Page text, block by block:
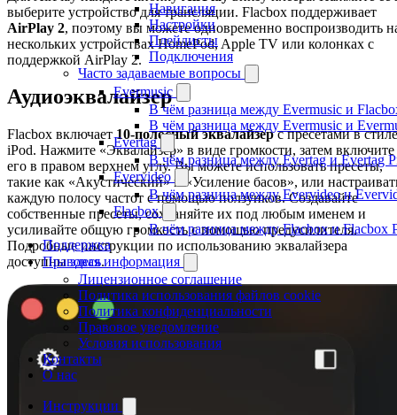
Навигация
Настройки
Плейлисты
Подключения
Часто задаваемые вопросы
Evermusic
В чём разница между Evermusic и
В чём разница между Evermusic и
Evertag
В чём разница между Evertag и Evertag
Evervideo
В чём разница между Evervideo и
Flacbox
В чём разница между Flacbox и Flacbox
Поддержка
Правовая информация
Лицензионное соглашение
Политика использования файлов cookie
Политика конфиденциальности
Правовое уведомление
Условия использования
Контакты
О нас
Инструкции
выберите устройство для трансляции. Flacbox поддерживает
AirPlay 2, поэтому вы можете одновременно воспроизводить
нескольких устройствах HomePod, Apple TV или колонках с
поддержкой AirPlay 2.
Аудиоэквалайзер
Flacbox включает10-полосный эквалайзерс пресетами в стиле
iPod. Нажмите «Эквалайзер» в виде громкости, затем включите
его в правом верхнем углу. Вы можете использовать пресеты,
такие как «Акустический» и «Усиление басов», или
каждую полосу частот с помощью ползунков. Создавайте
собственные пресеты, сохраняйте их под любым именем и
усиливайте общую громкость с помощью предусилителя.
Подробные инструкции по использованию эквалайзера
доступныздесь.